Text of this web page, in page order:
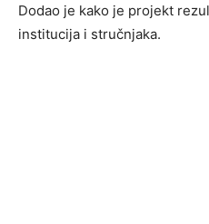
Dodao je kako je projekt
institucija i stručnjaka.